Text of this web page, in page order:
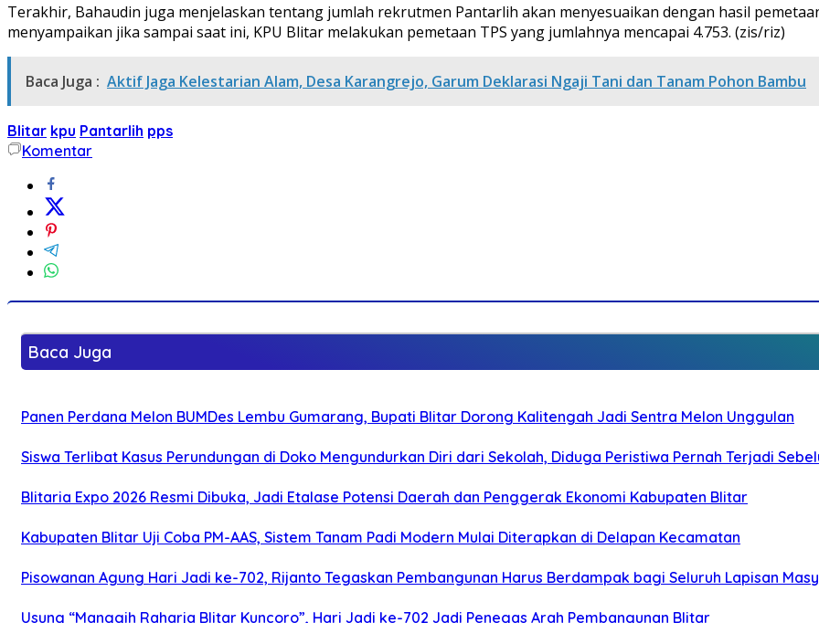
Terakhir, Bahaudin juga menjelaskan tentang jumlah rekrutmen Pantarlih akan menyesuaikan dengan hasil
menyampaikan jika sampai saat ini, KPU Blitar melakukan pemetaan TPS yang jumlahnya mencapai 4.753. (zis/riz)
Baca Juga : Aktif Jaga Kelestarian Alam, Desa Karangrejo, Garum Deklarasi Ngaji Tani dan Tanam Pohon Bambu
Blitar kpu Pantarlih pps
Komentar
Baca Juga
Panen Perdana Melon BUMDes Lembu Gumarang, Bupati Blitar Dorong Kalitengah Jadi Sentra Melon Unggulan
Siswa Terlibat Kasus Perundungan di Doko Mengundurkan Diri dari Sekolah, Diduga Peristiwa Pernah Terjadi
Blitaria Expo 2026 Resmi Dibuka, Jadi Etalase Potensi Daerah dan Penggerak Ekonomi Kabupaten Blitar
Kabupaten Blitar Uji Coba PM-AAS, Sistem Tanam Padi Modern Mulai Diterapkan di Delapan Kecamatan
Pisowanan Agung Hari Jadi ke-702, Rijanto Tegaskan Pembangunan Harus Berdampak bagi Seluruh Lapisan
Usung “Manggih Raharja Blitar Kuncoro”, Hari Jadi ke-702 Jadi Penegas Arah Pembangunan Blitar